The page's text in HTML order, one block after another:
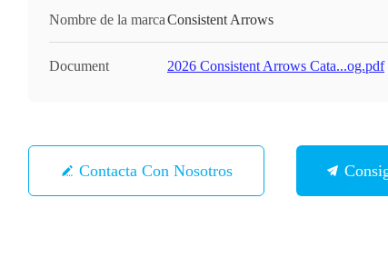
Nombre de la marcaConsistent Arrows
Document 2026 Consistent Arrows Cata...og.pdf
Contacta Con Nosotros